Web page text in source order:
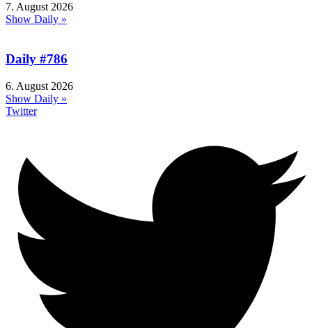
7. August 2026
Show Daily »
Daily #786
6. August 2026
Show Daily »
Twitter